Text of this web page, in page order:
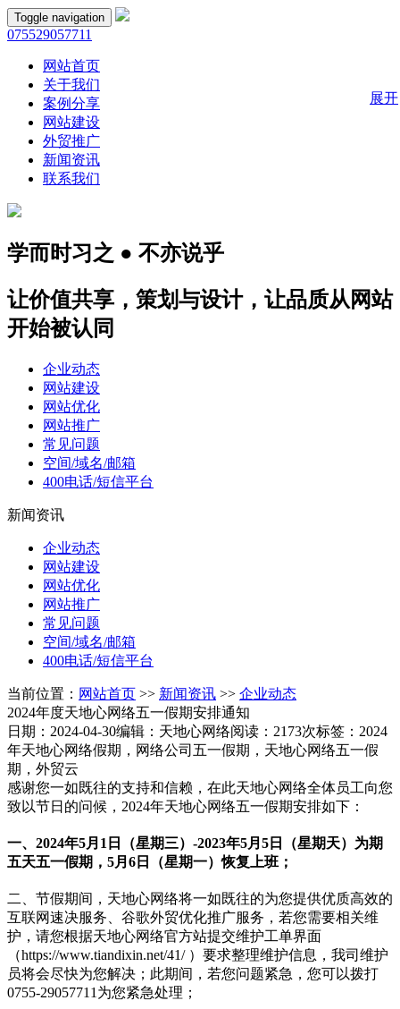
Toggle navigation
075529057711
网站首页
关于我们
案例分享
网站建设
外贸推广
新闻资讯
联系我们
学而时习之 ● 不亦说乎
让价值共享，策划与设计，让品质从网站
开始被认同
企业动态
网站建设
网站优化
网站推广
常见问题
空间/域名/邮箱
400电话/短信平台
新闻资讯
企业动态
网站建设
网站优化
网站推广
常见问题
空间/域名/邮箱
400电话/短信平台
当前位置： 网站首页 >> 新闻资讯 >> 企业动态
2024年度天地心网络五一假期安排通知
日期：2024-04-30编辑：天地心网络阅读：2173次标签：2024
年天地心网络假期，网络公司五一假期，天地心网络五一假
期，外贸云
感谢您一如既往的支持和信赖，在此天地心网络全体员工向您
致以节日的问候，2024年天地心网络五一假期安排如下：
一、2024年5月1日（星期三）-2023年5月5日（星期天）为期
五天五一假期，5月6日（星期一）恢复上班；
二、节假期间，天地心网络将一如既往的为您提供优质高效的
互联网速决服务、谷歌外贸优化推广服务，若您需要相关维
护，请您根据天地心网络官方站提交维护工单界面
（https://www.tiandixin.net/41/ ）要求整理维护信息，我司维护
员将会尽快为您解决；此期间，若您问题紧急，您可以拨打
0755-29057711为您紧急处理；
展开